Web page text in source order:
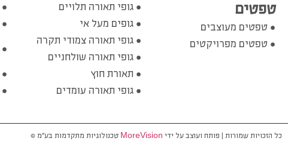
טפטים
טפטים מעוצבים
טפטים מפרויקטים
גופי תאורה תלויים
גופים מעל אי
גופי תאורה צמודי תקרה
גופי תאורה שולחניים
תאורת חוץ
גופי תאורה עומדים
כל הזכויות שמורות | פותח ועוצב על ידי MoreVision טכנולוגיות מתקדמות בע”מ ©